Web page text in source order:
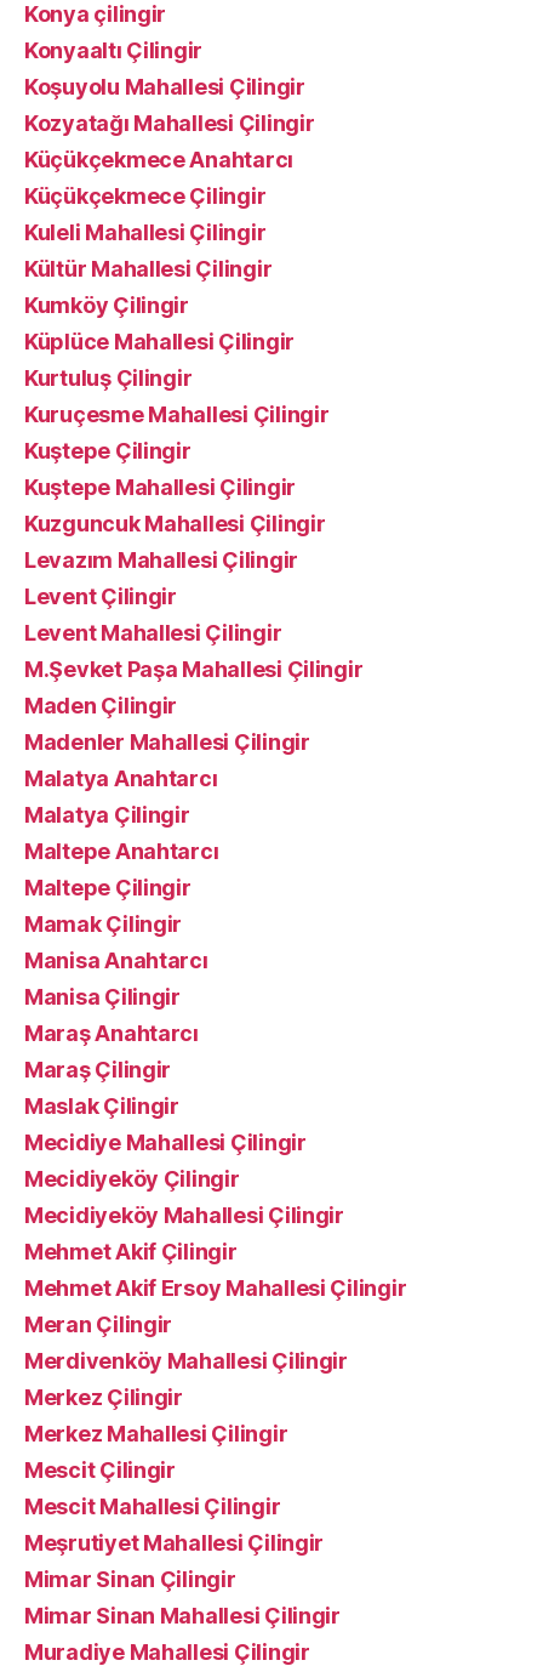
Konya çilingir
Konyaaltı Çilingir
Koşuyolu Mahallesi Çilingir
Kozyatağı Mahallesi Çilingir
Küçükçekmece Anahtarcı
Küçükçekmece Çilingir
Kuleli Mahallesi Çilingir
Kültür Mahallesi Çilingir
Kumköy Çilingir
Küplüce Mahallesi Çilingir
Kurtuluş Çilingir
Kuruçesme Mahallesi Çilingir
Kuştepe Çilingir
Kuştepe Mahallesi Çilingir
Kuzguncuk Mahallesi Çilingir
Levazım Mahallesi Çilingir
Levent Çilingir
Levent Mahallesi Çilingir
M.Şevket Paşa Mahallesi Çilingir
Maden Çilingir
Madenler Mahallesi Çilingir
Malatya Anahtarcı
Malatya Çilingir
Maltepe Anahtarcı
Maltepe Çilingir
Mamak Çilingir
Manisa Anahtarcı
Manisa Çilingir
Maraş Anahtarcı
Maraş Çilingir
Maslak Çilingir
Mecidiye Mahallesi Çilingir
Mecidiyeköy Çilingir
Mecidiyeköy Mahallesi Çilingir
Mehmet Akif Çilingir
Mehmet Akif Ersoy Mahallesi Çilingir
Meran Çilingir
Merdivenköy Mahallesi Çilingir
Merkez Çilingir
Merkez Mahallesi Çilingir
Mescit Çilingir
Mescit Mahallesi Çilingir
Meşrutiyet Mahallesi Çilingir
Mimar Sinan Çilingir
Mimar Sinan Mahallesi Çilingir
Muradiye Mahallesi Çilingir